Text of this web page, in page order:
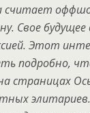
считает
Свое будущее
Этот
подробно,
страницах